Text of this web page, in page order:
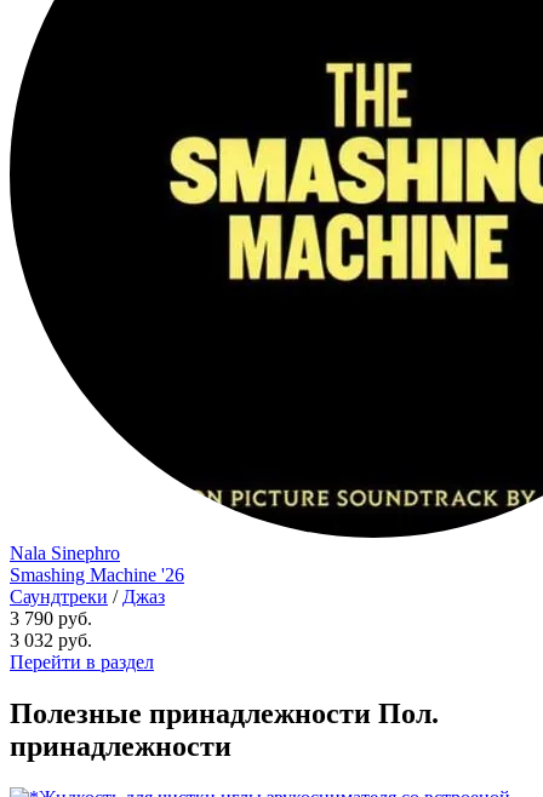
Nala Sinephro
Smashing Machine '26
Саундтреки / Джаз
3 790 руб.
3 032 руб.
Перейти в раздел
Полезные принадлежности Пол.
принадлежности